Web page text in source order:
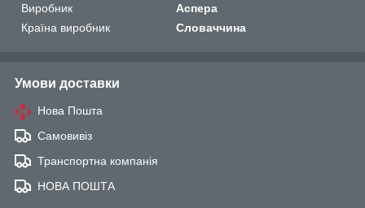
Виробник
Аспера
Країна виробник
Словаччина
Умови доставки
Нова Пошта
Самовивіз
Транспортна компанія
НОВА ПОШТА